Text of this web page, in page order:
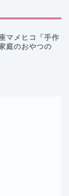
マメヒコ「手作
庭のおやつの